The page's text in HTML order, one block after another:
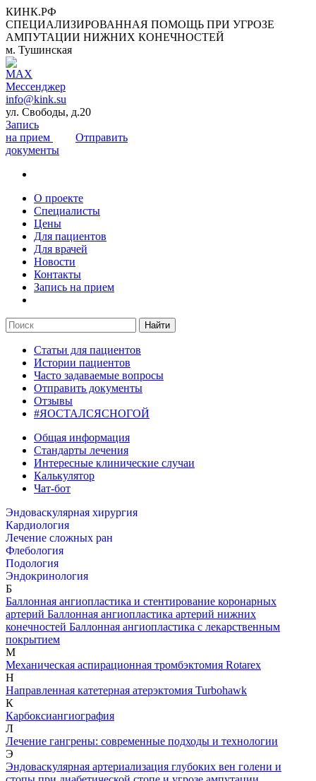
КИНК.РФ
СПЕЦИАЛИЗИРОВАННАЯ ПОМОЩЬ ПРИ УГРОЗЕ
АМПУТАЦИИ НИЖНИХ КОНЕЧНОСТЕЙ
м. Тушинская
info@kink.su
ул. Свободы, д.20
Запись
на прием
Отправить
документы
О проекте
Специалисты
Цены
Для пациентов
Для врачей
Новости
Контакты
Запись на прием
Найти
Статьи для пациентов
Истории пациентов
Часто задаваемые вопросы
Отправить документы
Отзывы
#ЯОСТАЛСЯСНОГОЙ
Общая информация
Стандарты лечения
Интересные клинические случаи
Калькулятор
Чат-бот
Эндоваскулярная хирургия
Кардиология
Лечение сложных ран
Флебология
Подология
Эндокринология
Б
Баллонная ангиопластика и стентирование коронарных
артерий Баллонная ангиопластика артерий нижних
конечностей Баллонная ангиопластика с лекарственным
покрытием
М
Механическая аспирационная тромбэктомия Rotarex
Н
Направленная катетерная атерэктомия Turbohawk
К
Карбоксиангиография
Л
Лечение гангрены: современные подходы и технологии
Э
Эндоваскулярная артериализация глубоких вен голени и